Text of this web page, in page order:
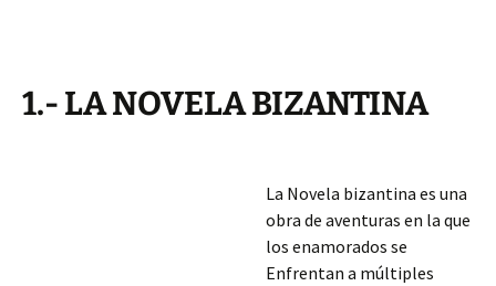
1.- LA NOVELA BIZANTINA
La Novela bizantina es una
obra de aventuras en la que
los enamorados se
Enfrentan a múltiples